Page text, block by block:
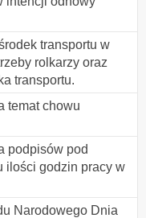
transportu w
rolkarzy oraz
transportu.
temat chowu
podpisów pod
ilości godzin pracy w
Narodowego Dnia